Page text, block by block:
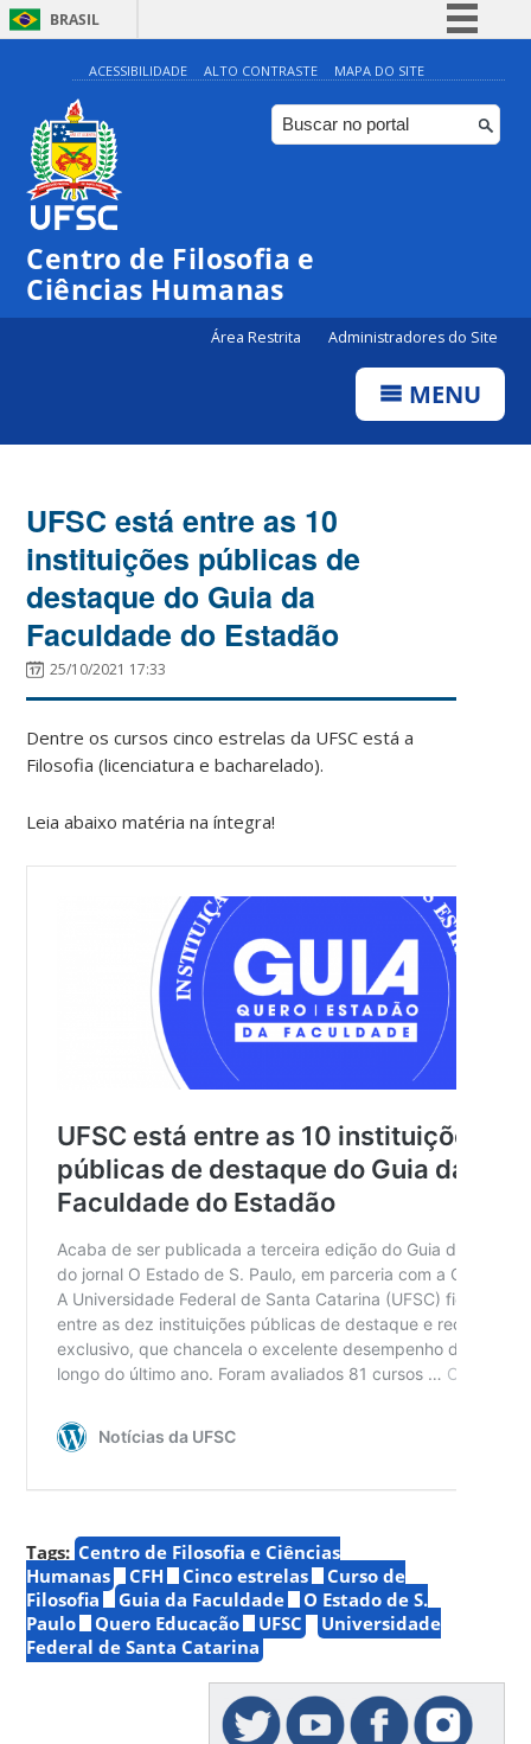
BRASIL
Simplifique!
Comunica BR
Participe
ACESSIBILIDADE ALTO CONTRASTE MAPA DO SITE
Centro de Filosofia e
Ciências Humanas
Área Restrita Administradores do Site
MENU
UFSC está entre as 10
instituições públicas de
destaque do Guia da
Faculdade do Estadão
25/10/2021 17:33
Dentre os cursos cinco estrelas da UFSC está a
Filosofia (licenciatura e bacharelado).
Leia abaixo matéria na íntegra!
Tags: Centro de Filosofia e Ciências
Humanas
CFH Cinco estrelas
Curso de
Filosofia
Guia da Faculdade
O Estado de S.
Paulo
Quero Educação UFSC
Universidade
Federal de Santa Catarina